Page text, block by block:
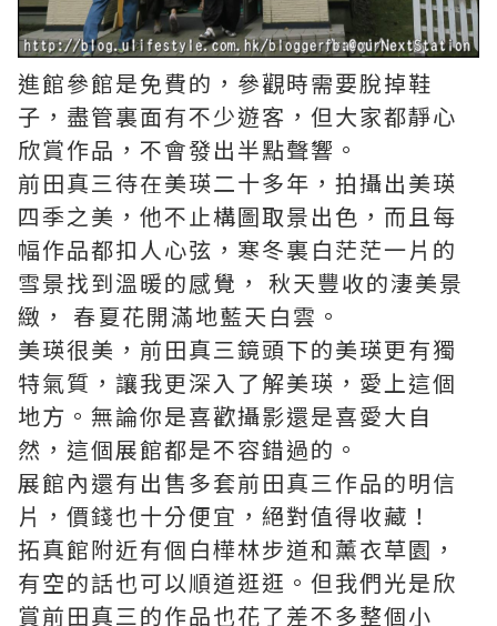
進館參館是免費的，參觀時需要脫掉鞋
子，盡管裏面有不少遊客，但大家都靜心
欣賞作品，不會發出半點聲響。
前田真三待在美瑛二十多年，拍攝出美瑛
四季之美，他不止構圖取景出色，而且每
幅作品都扣人心弦，寒冬裏白茫茫一片的
雪景找到溫暖的感覺， 秋天豐收的淒美景
緻， 春夏花開滿地藍天白雲。
美瑛很美，前田真三鏡頭下的美瑛更有獨
特氣質，讓我更深入了解美瑛，愛上這個
地方。無論你是喜歡攝影還是喜愛大自
然，這個展館都是不容錯過的。
展館內還有出售多套前田真三作品的明信
片，價錢也十分便宜，絕對值得收藏！
拓真館附近有個白樺林步道和薰衣草園，
有空的話也可以順道逛逛。但我們光是欣
賞前田真三的作品也花了差不多整個小